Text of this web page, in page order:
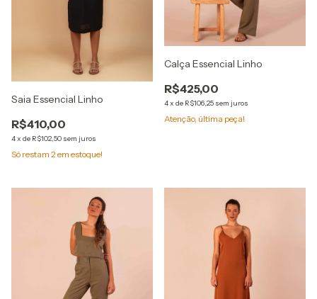
Saia Essencial Linho
R$410,00
4x de R$102,50 sem juros
Só restam 2em estoque!
Calça Essencial Linho
R$425,00
4x de R$106,25 sem juros
Atenção, última peça!